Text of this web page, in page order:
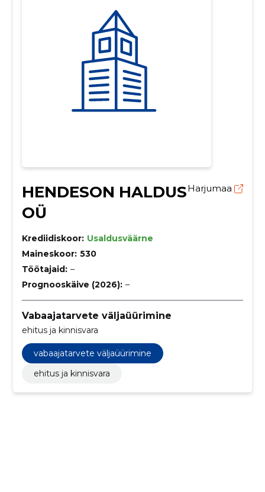
HENDESON HALDUS
OÜ
Harjumaa
Krediidiskoor: Usaldusväärne
Maineskoor: 530
Töötajaid: –
Prognooskäive (2026): –
Vabaajatarvete väljaüürimine
ehitus ja kinnisvara
vabaajatarvete väljaüürimine
ehitus ja kinnisvara